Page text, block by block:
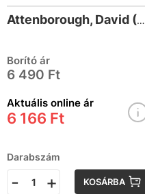
The Landmark
Book from DavidAttenborough, David (1926-)
Borító ár
6 490 Ft
Aktuális online ár
6 166 Ft
Darabszám
- + KOSÁRBA